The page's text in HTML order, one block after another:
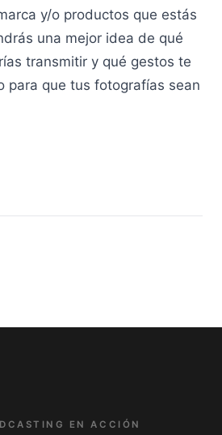
y/o productos que estás
una mejor idea de qué
transmitir y qué gestos te
para que tus fotografías sean
EN ACCIÓN